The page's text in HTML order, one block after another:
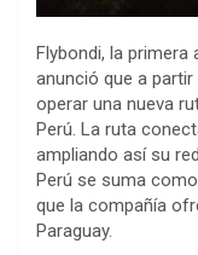
Flybondi, la
anunció que a
operar una nueva
Perú. La ruta
ampliando así su
Perú se suma
que la compañía
Paraguay.